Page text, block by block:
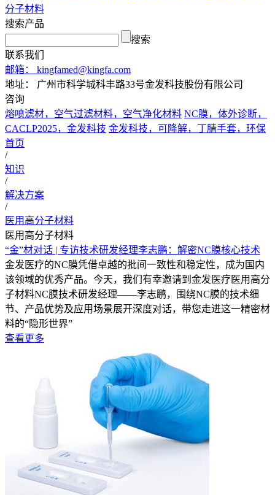
分子材料
搜索产品
搜索
联系我们
邮箱：
kingfamed@kingfa.com
地址：
广州市科学城科丰路33号金发科技股份有限公司
咨询
熔喷滤材，空气过滤材料，空气净化材料 NC膜，体外诊断，
CACLP2025，金发科技 金发科技，可降解，丁腈手套，环保
首页
/
知识
/
解决方案
/
医用高分子材料
医用高分子材料
“金”材对话 | 专访技术研发经理李志鹏：解密NC膜核心技术
金发医疗的NC膜凭借卓越的批间一致性和稳定性，成为国内
该领域的优秀产品。今天，我们有幸邀请到金发医疗医用高分
子材料NC膜技术研发经理——李志鹏，围绕NC膜的技术细
节、产品优势及应用场景展开深度对话，带您走进这一精密材
料的“隐形世界”
查看更多